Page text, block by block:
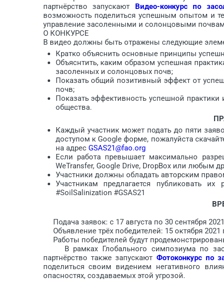
партнёрство запускают Видео-конкурс по
возможность поделиться успешным опытом и
управление засоленными и солонцовыми
О КОНКУРСЕ
В видео должны быть отражены следующие
Кратко объяснить основные принципы
Объяснтить, каким образом успешная
засоленных и солонцовых почв;
Показать общий позитивный эффект от
почв;
Показать эффективность успешной
общества.
Каждый участник может подать до пяти
доступом к Google форме, пожалуйста
на адрес GSAS21@fao.org
Если работа превышает максимально
WeTransfer, Google Drive, DropBox или любым
Участники должны обладать авторским
Участникам предлагается публиковать
#SoilSalinization #GSAS21
Подача заявок: с 17 августа по 30 сентября
Объявление трёх победителей: 15 октября 2021
Работы победителей будут
В рамках Глобального симпозиума по
партнёрство также запускают Фотоконкурс по
поделиться своим видением негативного
опасностях, создаваемых этой угрозой.